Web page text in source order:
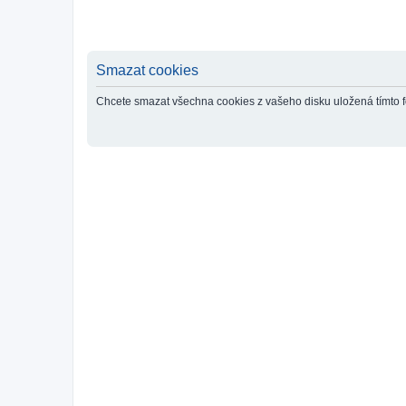
Smazat cookies
Chcete smazat všechna cookies z vašeho disku uložená tímto